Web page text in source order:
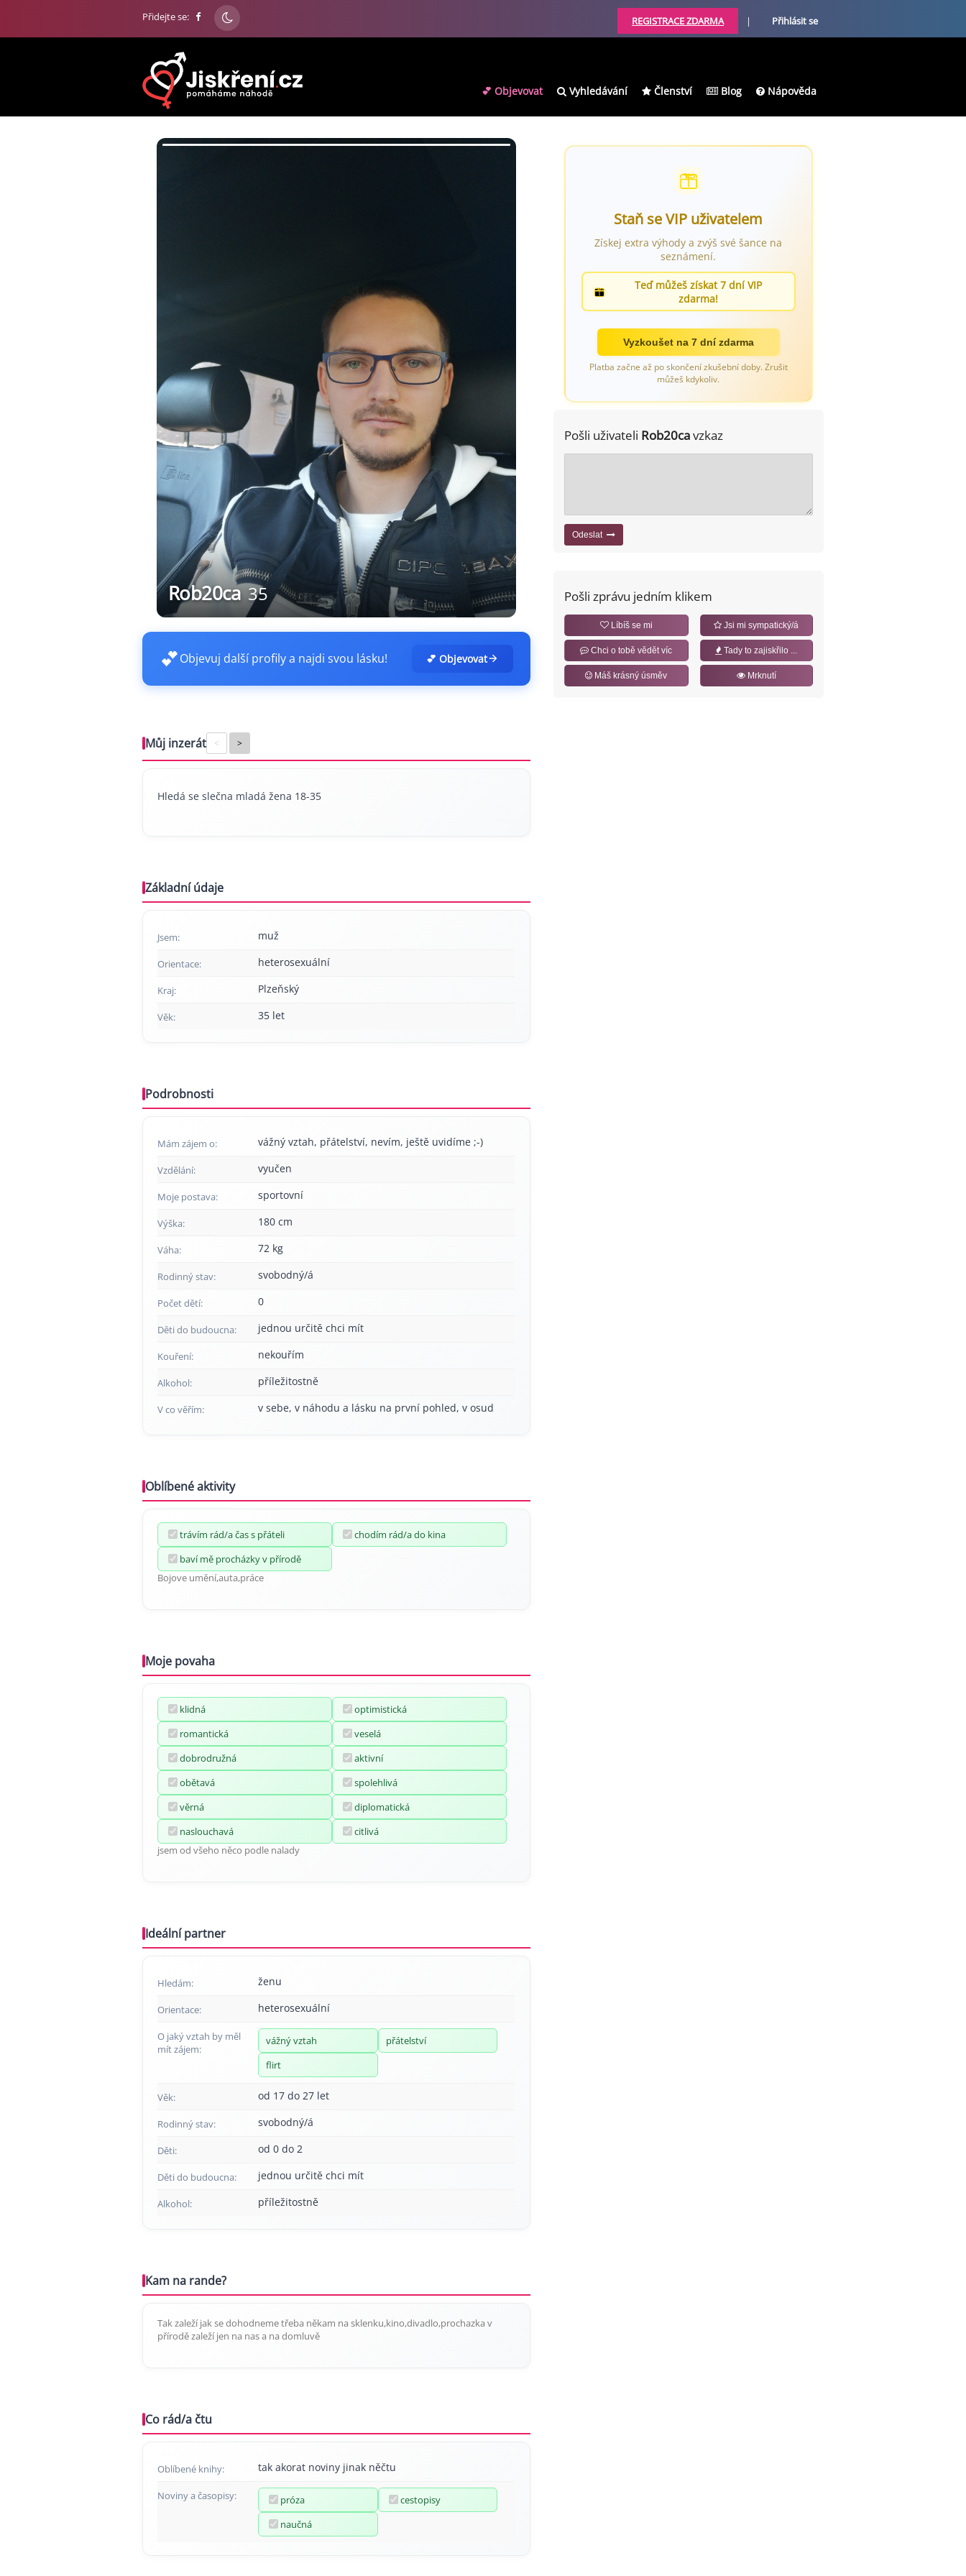
Přidejte se: REGISTRACE ZDARMA | Přihlásit se
💕 Objevovat Vyhledávání Členství Blog Nápověda
Rob20ca 35
💕Objevuj další profily a najdi svou lásku! 💕 Objevovat
Můj inzerát < >
Hledá se slečna mladá žena 18-35
Základní údaje
Jsem: muž
Orientace: heterosexuální
Kraj: Plzeňský
Věk: 35 let
Podrobnosti
Mám zájem o: vážný vztah, přátelství, nevím, ještě uvidíme ;-)
Vzdělání: vyučen
Moje postava: sportovní
Výška: 180 cm
Váha: 72 kg
Rodinný stav: svobodný/á
Počet dětí: 0
Děti do budoucna: jednou určitě chci mít
Kouření: nekouřím
Alkohol: příležitostně
V co věřím: v sebe, v náhodu a lásku na první pohled, v osud
Oblíbené aktivity
trávím rád/a čas s přáteli
chodím rád/a do kina
baví mě procházky v přírodě
Bojove umění,auta,práce
Moje povaha
klidná
optimistická
romantická
veselá
dobrodružná
aktivní
obětavá
spolehlivá
věrná
diplomatická
naslouchavá
citlivá
jsem od všeho něco podle nalady
Ideální partner
Hledám: ženu
Orientace: heterosexuální
O jaký vztah by měl
mít zájem:
vážný vztah
přátelství
flirt
Věk: od 17 do 27 let
Rodinný stav: svobodný/á
Děti: od 0 do 2
Děti do budoucna: jednou určitě chci mít
Alkohol: příležitostně
Kam na rande?
Tak zaleží jak se dohodneme třeba někam na sklenku,kino,divadlo,prochazka v
přírodě zaleží jen na nas a na domluvě
Co rád/a čtu
Oblíbené knihy: tak akorat noviny jinak něčtu
Noviny a časopisy: próza
cestopisy
naučná
Staň se VIP uživatelem
Získej extra výhody a zvýš své šance na
seznámení.
Teď můžeš získat 7 dní VIP
zdarma!
Vyzkoušet na 7 dní zdarma
Platba začne až po skončení zkušební doby. Zrušit
můžeš kdykoliv.
Pošli uživateli Rob20cavzkaz
Odeslat
Pošli zprávu jedním klikem
Líbíš se mi Jsi mi sympatický/á
Chci o tobě vědět víc Tady to zajiskřilo ...
Máš krásný úsměv Mrknutí